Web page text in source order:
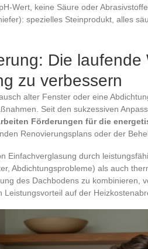
Wert, keine Säure oder Abrasivstoffe
spezielles Steinprodukt, alles
Die laufende
zu verbessern
alter Fenster oder eine
Seit den sukzessiven
Förderungen für die
Renovierungsplans oder der
Einfachverglasung durch
Abdichtungsprobleme) als auch
des Dachbodens zu kombinieren,
auf der